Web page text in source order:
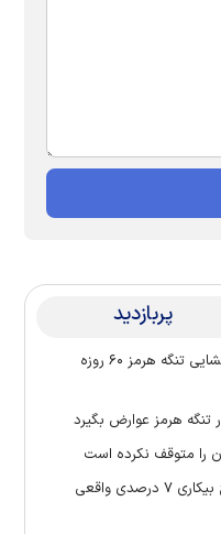
پربازدید
ای‌بی‌سی: توافق ایران و عمان برای بازگشایی تنگه هرمز ۶۰ روزه
تنگه هرمز عوارض بگیرد
را متوقف نکرده است
خروج یک میلیون کارگر از بازار کار/ نرخ بیکاری ۷ درصدی واقعی